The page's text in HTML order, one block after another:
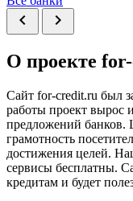
chevron_left chevron_right
О проекте
Сайт for-credit.ru был
работы проект вырос
предложений банков.
грамотность
достижения целей.
сервисы бесплатны.
кредитам и будет